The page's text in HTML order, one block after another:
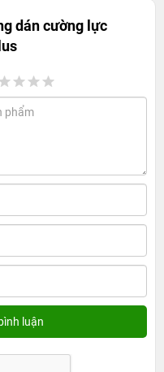
dán cường lực